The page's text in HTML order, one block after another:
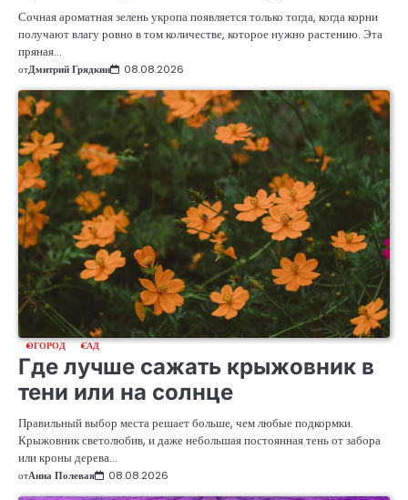
Сочная ароматная зелень укропа появляется только тогда, когда корни
получают влагу ровно в том количестве, которое нужно растению. Эта
пряная…
отДмитрий Грядкин 08.08.2026
ОГОРОД САД
Где лучше сажать крыжовник в
тени или на солнце
Правильный выбор места решает больше, чем любые подкормки.
Крыжовник светолюбив, и даже небольшая постоянная тень от забора
или кроны дерева…
отАнна Полевая 08.08.2026